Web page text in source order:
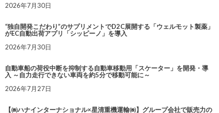
2026年7月30日
“独自開発こだわり”のサプリメントでD2C展開する「ウェルモット製薬」
がEC自動出荷アプリ「シッピーノ」を導入
2026年7月30日
自動車船の荷役中断を抑制する自動車移動用「スケーター」を開発・導
入 ～自力走行できない車両を約5分で移動可能に～
2026年7月27日
【㈱ハナインターナショナル×星清重機運輸㈱】グループ会社で販売力の